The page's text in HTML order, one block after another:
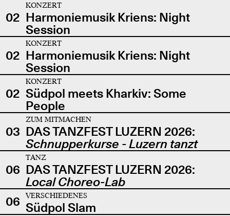
02
KONZERT
Harmoniemusik Kriens: Night
Session
02
KONZERT
Harmoniemusik Kriens: Night
Session
02
KONZERT
Südpol meets Kharkiv: Some
People
03
ZUM MITMACHEN
DAS TANZFEST LUZERN 2026:
Schnupperkurse - Luzern tanzt
06
TANZ
DAS TANZFEST LUZERN 2026:
Local Choreo-Lab
06
VERSCHIEDENES
Südpol Slam